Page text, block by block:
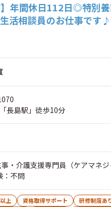
】年間休日112日◎特別
活相談員のお仕事です
長島駅」徒歩10分
介護支援専門員（ケアマネジ
：不問
上 資格取得サポート
研修制度あ